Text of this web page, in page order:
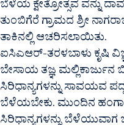
ಬೆಳೆಯ ಕ್ಷೇತ್ರೋತ್ಸವ ವನ್ನು
ತುಂಬಿಗೆರೆ ಗ್ರಾಮದ ಶ್ರೀ
ತಾಕಿನಲ್ಲಿ ಆಚರಿಸಲಾಯಿತು.
ಐಸಿಎಆರ್-ತರಳಬಾಳು ಕೃಷಿ
ಬೇಸಾಯ ತಜ್ಞ ಮಲ್ಲಿಕಾರ್ಜುನ
ಸಿರಿಧಾನ್ಯಗಳನ್ನು ಸಾವಯವ
ಬೆಳೆಯಬೇಕು. ಮುಂದಿನ